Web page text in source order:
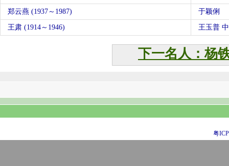
郑云燕 (1937～1987) 于颖俐
王肃 (1914～1946) 王玉普
下一名人：杨
粤